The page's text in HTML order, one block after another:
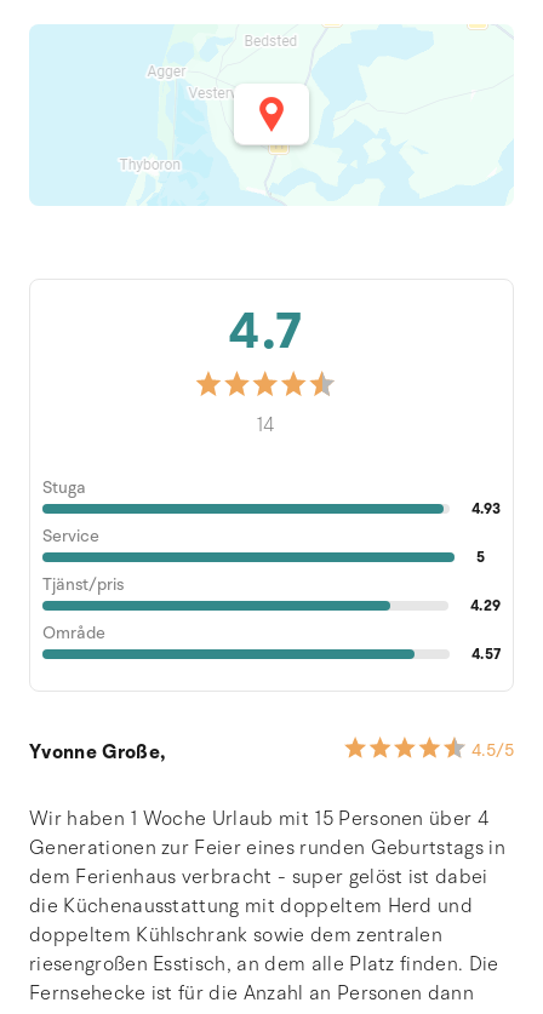
4.7
14
Stuga
4.93
Service
5
Tjänst/pris
4.29
Område
4.57
Yvonne Große, 4.5/5
Wir haben 1 Woche Urlaub mit 15 Personen über 4
Generationen zur Feier eines runden Geburtstags in
dem Ferienhaus verbracht - super gelöst ist dabei
die Küchenausstattung mit doppeltem Herd und
doppeltem Kühlschrank sowie dem zentralen
riesengroßen Esstisch, an dem alle Platz finden. Die
Fernsehecke ist für die Anzahl an Personen dann